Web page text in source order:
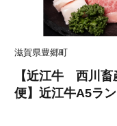
滋賀県豊郷町
【近江牛 西川畜
便】近江牛A5ラ
う肉が届く!近江